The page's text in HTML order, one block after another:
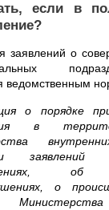
если в
заявлений о
ведомственным
о порядке
в
об
о